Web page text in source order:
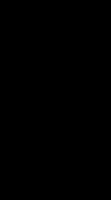
自動採用タスクに